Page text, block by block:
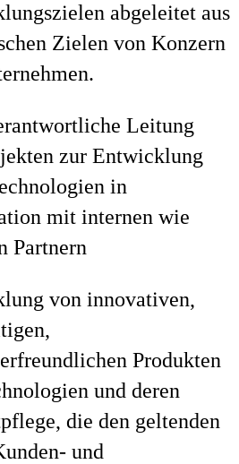
abgeleitet aus
Zielen von Konzern
Leitung
zur Entwicklung
in
mit internen wie
Partnern
von innovativen,
Produkten
und deren
die den geltenden
und